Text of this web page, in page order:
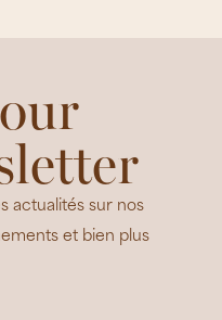
actualités sur nos
et bien plus